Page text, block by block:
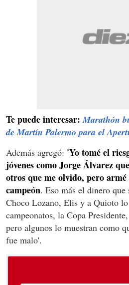
Te puede interesar:Marathón
de Martín Palermo para el
Además agregó: 'Yo tomé el
jóvenes como Jorge Álvarez
otros que me olvido, pero
campeón. Eso más el dinero
Choco Lozano, Elis y a Quioto
campeonatos, la Copa
pero algunos lo muestran como
fue malo'.